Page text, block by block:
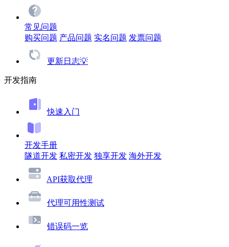
常见问题
购买问题 产品问题 实名问题 发票问题
更新日志💡
开发指南
快速入门
开发手册
隧道开发 私密开发 独享开发 海外开发
API获取代理
代理可用性测试
错误码一览